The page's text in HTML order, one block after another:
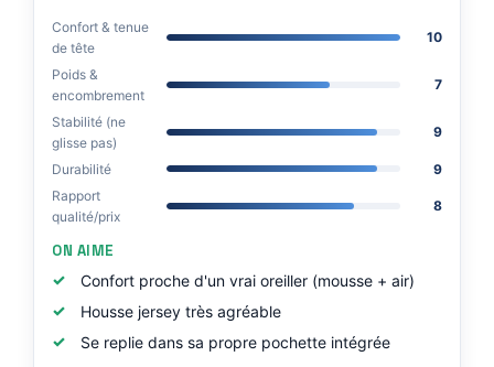
Confort & tenue
de tête
10
Poids &
encombrement
7
Stabilité (ne
glisse pas)
9
Durabilité
9
Rapport
qualité/prix
8
ON AIME
Confort proche d'un vrai oreiller (mousse + air)
Housse jersey très agréable
Se replie dans sa propre pochette intégrée